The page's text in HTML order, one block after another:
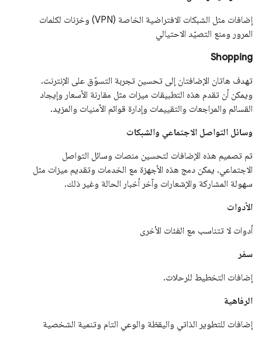
إضافات مثل الشبكات الافتراضية الخاصة (VPN) وخزنات لكلمات
المرور ومنع التصيّد الاحتيالي
Shopping
تهدف هاتان الإضافتان إلى تحسين تجربة التسوّق على الإنترنت.
ويمكن أن تقدم هذه التطبيقات ميزات مثل مقارنة الأسعار وإيجاد
القسائم والمراجعات والتقييمات وإدارة قوائم الأمنيات والمزيد.
وسائل التواصل الاجتماعي والشبكات
تم تصميم هذه الإضافات لتحسين منصات وسائل التواصل
الاجتماعي. يمكن دمج هذه الأجهزة مع الخدمات وتقديم ميزات مثل
سهولة المشاركة والإشعارات وآخر أخبار الحالة وغير ذلك.
الأدوات
أدوات لا تتناسب مع الفئات الأخرى
سفر
إضافات التخطيط للرحلات.
الرفاهية
إضافات للتطوير الذاتي واليقظة والوعي التام وتنمية الشخصية